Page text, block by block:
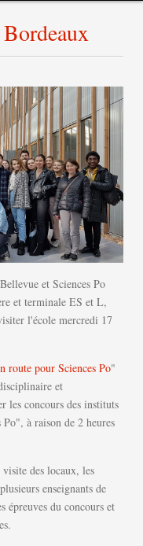
et Sciences Po
et terminale ES et L,
l'école mercredi 17
route pour Sciences Po"
et
les concours des instituts
à raison de 2 heures
des locaux, les
enseignants de
épreuves du concours et